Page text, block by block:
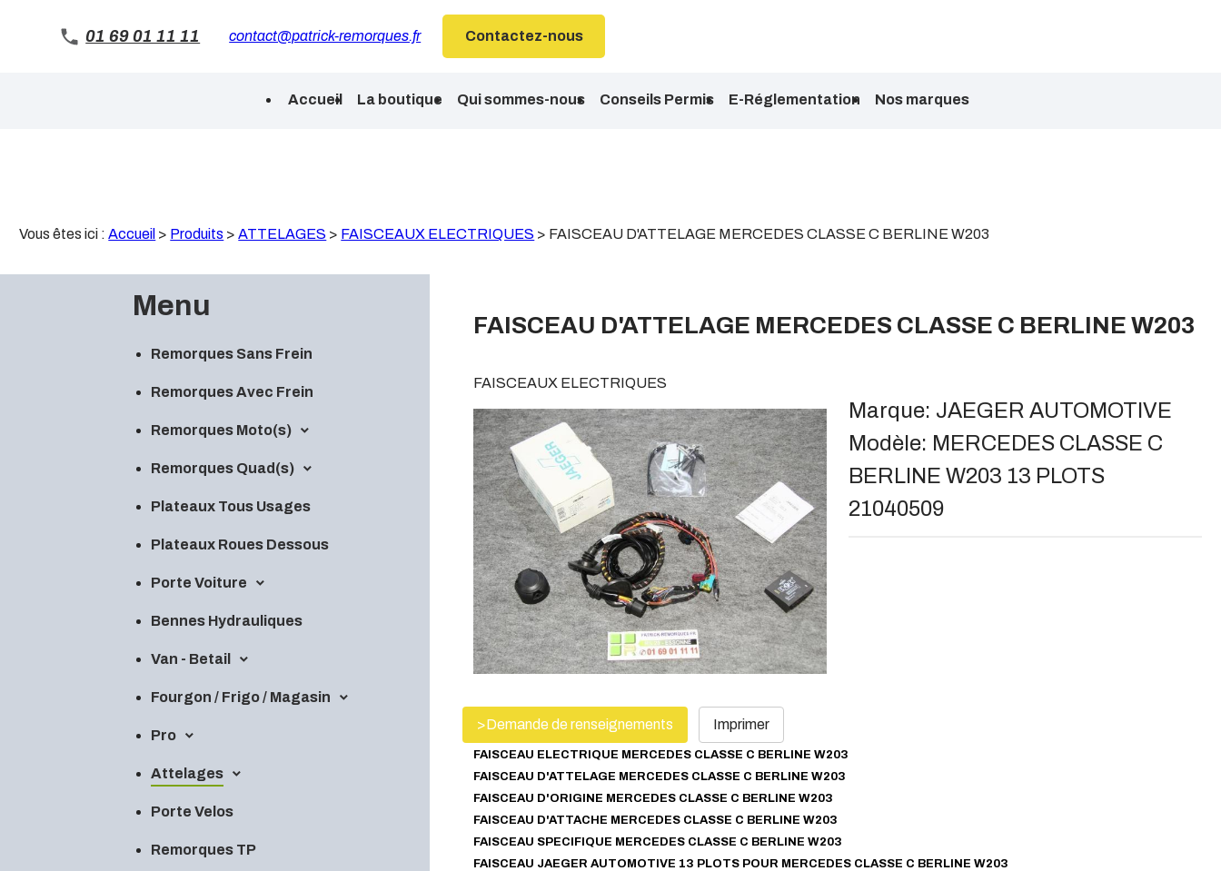
01 69 01 11 11 contact@patrick-remorques.fr Contactez-nous
Accueil La boutique Qui sommes-nous Conseils Permis E-Réglementation Nos marques
Vous êtes ici :Accueil > Produits >ATTELAGES > FAISCEAUX ELECTRIQUES > FAISCEAU D'ATTELAGE MERCEDES CLASSE C BERLINE W203
Menu
Remorques Sans Frein
Remorques Avec Frein
Remorques Moto(s)
Remorques Quad(s)
Plateaux Tous Usages
Plateaux Roues Dessous
Porte Voiture
Bennes Hydrauliques
Van - Betail
Fourgon / Frigo / Magasin
Pro
Attelages
Porte Velos
Remorques TP
FAISCEAU D'ATTELAGE MERCEDES CLASSE C BERLINE W203
FAISCEAUX ELECTRIQUES
Marque: JAEGER AUTOMOTIVE
Modèle: MERCEDES CLASSE C
BERLINE W203 13 PLOTS
21040509
>Demande de renseignements Imprimer
FAISCEAU ELECTRIQUE MERCEDES CLASSE C BERLINE W203
FAISCEAU D'ATTELAGE MERCEDES CLASSE C BERLINE W203
FAISCEAU D'ORIGINE MERCEDES CLASSE C BERLINE W203
FAISCEAU D'ATTACHE MERCEDES CLASSE C BERLINE W203
FAISCEAU SPECIFIQUE MERCEDES CLASSE C BERLINE W203
FAISCEAU JAEGER AUTOMOTIVE 13 PLOTS POUR MERCEDES CLASSE C BERLINE W203